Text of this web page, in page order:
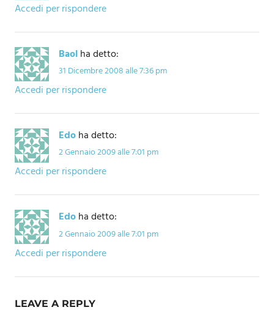
Accedi per rispondere
Baolha detto:
31 Dicembre 2008 alle 7:36 pm
Accedi per rispondere
Edoha detto:
2 Gennaio 2009 alle 7:01 pm
Accedi per rispondere
Edoha detto:
2 Gennaio 2009 alle 7:01 pm
Accedi per rispondere
LEAVE A REPLY